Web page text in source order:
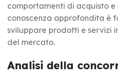
comportamenti di acquisto e
conoscenza approfondita è
sviluppare prodotti e servizi
del mercato.
Analisi della